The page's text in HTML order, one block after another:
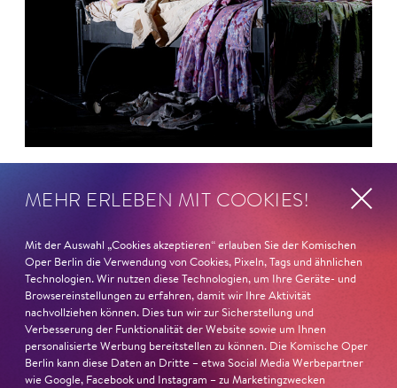
Ambur Braid für DER FAUST
nominiert
Ambur Braidist für den Deutschen Theaterpreis DER
FAUST nominiert in der Kategorie »Darsteller:in
Musiktheater«. Ihr eindrucksvolles Rollendebüt als
Katerina Lwowna Ismailowa in Barrie KoskysLady
Macbeth von Mzensk sei jederzeit authentisch, ziehe das
MEHR ERLEBEN MIT COOKIES!
Mit der Auswahl „Cookies akzeptieren“ erlauben Sie der Komischen
Oper Berlin die Verwendung von Cookies, Pixeln, Tags und ähnlichen
Technologien. Wir nutzen diese Technologien, um Ihre Geräte- und
Browsereinstellungen zu erfahren, damit wir Ihre Aktivität
nachvollziehen können. Dies tun wir zur Sicherstellung und
Verbesserung der Funktionalität der Website sowie um Ihnen
personalisierte Werbung bereitstellen zu können. Die Komische Oper
Berlin kann diese Daten an Dritte – etwa Social Media Werbepartner
wie Google, Facebook und Instagram – zu Marketingzwecken